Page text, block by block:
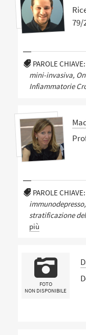
79/
PAROLE CHIAVE:
mini-invasiva,
Infiammatorie
PAROLE CHIAVE:
stratificazione
più
FOTO
NON DISPONIBILE